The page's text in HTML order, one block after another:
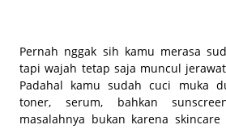
Pernah nggak sih kamu merasa
tapi wajah tetap saja muncul
Padahal kamu sudah cuci muka
toner, serum, bahkan
masalahnya bukan karena